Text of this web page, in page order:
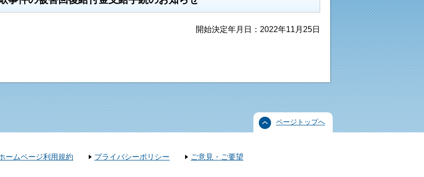
開始決定年月日：2022年11月25日
ページトップへ
ームページ利用規約 プライバシーポリシー
ご意見・ご要望